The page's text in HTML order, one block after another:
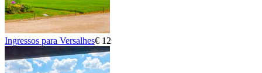
Ingressos para Versalhes€ 12